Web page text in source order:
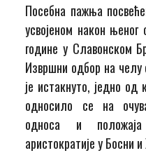
Посебна пажња
усвојеном након
године у Славонском
Извршни одбор на
је истакнуто, једно
односило се на
односа и
аристократије у Босни